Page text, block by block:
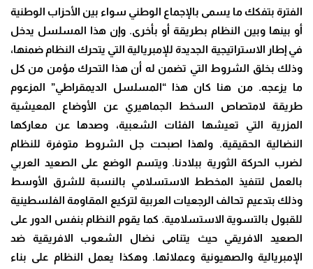
الفترة بتفكك ما يسمى بالإجماع الوطني سواء بين الأحزاب الوطنية
أو بينها وبين النظام بطريقة أو بأخرى. وإن هذا المسلسل يدخل
في إطار الاستراتيجية الجديدة للإمبريالية التي يتحرك النظام ضمنها،
وذلك بخلق الشروط التي تضمن له أن هذا التحرك مؤمن من كل
ما يزعجه. من هنا كان هذا “المسلسل الديمقراطي” المزعوم
طريقة لامتصاص السخط الجماهيري عن الأوضاع المعيشية
المزرية التي تعيشها الفئات الشعبية، وصدها عن معاركها
النضالية الحقيقية. ولهذا اصبحت جل الشروط متوفرة للنظام
لضرب الحركة الثورية ببلادنا. ويتسم الوضع على الصعيد العربي
بالعمل لتنفيذ المخطط الاستسلامي بالنسبة للشرق الأوسط
وذلك بتدعيم تحالف الرجعيات العربية لتركيع المقاومة الفلسطينية
للقبول بالتسوية الاستسلامية. كما يقوم النظام بنفس الدور على
الصعيد الافريقي حيث يتنامى نضال الشعوب الافريقية ضد
الإمبريالية والصهيونية وعملائها. وهكذا يعمل النظام على بناء